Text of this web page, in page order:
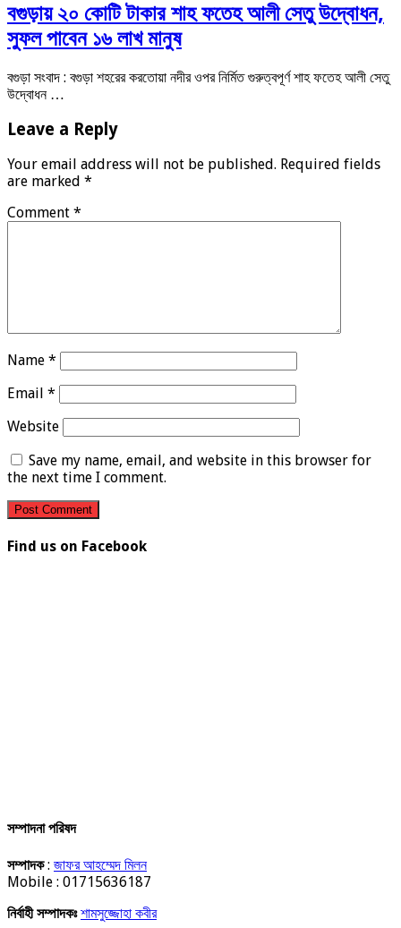
বগুড়ায় ২০ কোটি টাকার শাহ ফতেহ আলী সেতু উদ্বোধন,
সুফল পাবেন ১৬ লাখ মানুষ
বগুড়া সংবাদ : বগুড়া শহরের করতোয়া নদীর ওপর নির্মিত গুরুত্বপূর্ণ শাহ ফতেহ আলী সেতু
উদ্বোধন …
Leave a Reply
Your email address will not be published. Required fields
are marked *
Comment *
Name *
Email *
Website
Save my name, email, and website in this browser for
the next time I comment.
Find us on Facebook
সম্পাদনা পরিষদ
সম্পাদক: জাফর আহম্মেদ মিলন
Mobile : 01715636187
নির্বাহী সম্পাদকঃশামসুজ্জোহা কবীর